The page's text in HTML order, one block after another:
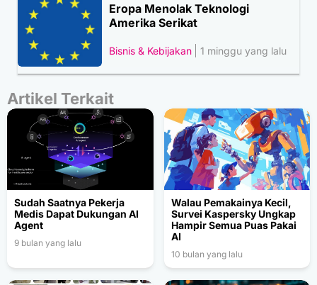
Eropa Menolak Teknologi
Amerika Serikat
Bisnis & Kebijakan 1 minggu yang lalu
Artikel Terkait
Sudah Saatnya Pekerja
Medis Dapat Dukungan AI
Agent
9 bulan yang lalu
Walau Pemakainya Kecil,
Survei Kaspersky Ungkap
Hampir Semua Puas Pakai
AI
10 bulan yang lalu